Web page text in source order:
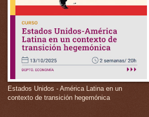
Estados Unidos - América Latina en un
contexto de transición hegemónica